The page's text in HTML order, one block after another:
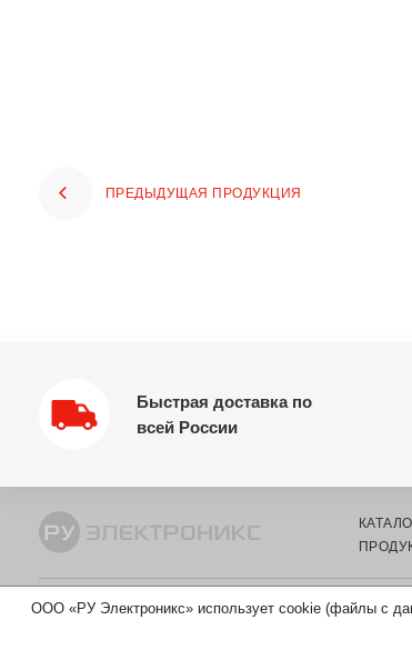
ПРЕДЫДУЩАЯ ПРОДУКЦИЯ
Быстрая доставка по
всей России
ООО «РУ Электроникс» использует cookie (файлы с
© 2002-2026 ООО «РУ ЭЛЕКТРОНИКС» -